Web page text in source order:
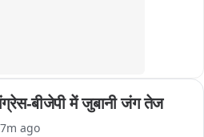
बीजेपी में जुबानी जंग तेज
7m ago